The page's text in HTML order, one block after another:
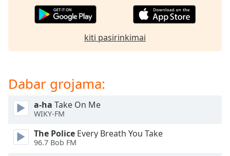
will
close
window.
Text
Color
kiti pasirinkimai
Dabar grojama:
a-ha Take On Me
WIKY-FM
The Police Every Breath You Take
96.7 Bob FM